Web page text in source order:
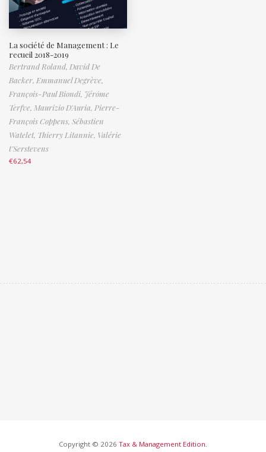
La société de Management : Le
recueil 2018-2019
Bertrand Roland, David De
Backer, Emmanuel Degrève,
François-Paul Biondi, Jérôme
Terfve, Maurizio D'Auria, Pierre-
François Coppens, Sébastien
Watelet, Thierry Litannie, Valérie
t’Serstevens
€62,54
Copyright © 2026 Tax & Management Edition.